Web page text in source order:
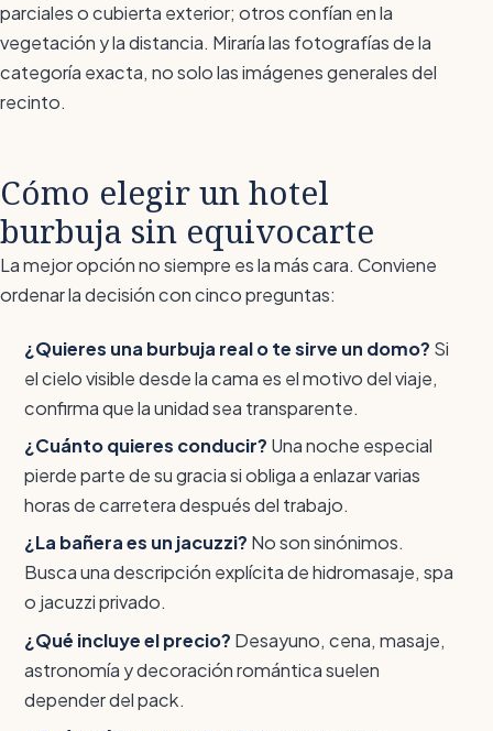
parciales o cubierta exterior; otros confían en la
vegetación y la distancia. Miraría las fotografías de la
categoría exacta, no solo las imágenes generales del
recinto.
Cómo elegir un hotel
burbuja sin equivocarte
La mejor opción no siempre es la más cara. Conviene
ordenar la decisión con cinco preguntas:
¿Quieres una burbuja real o te sirve un domo? Si
el cielo visible desde la cama es el motivo del viaje,
confirma que la unidad sea transparente.
¿Cuánto quieres conducir? Una noche especial
pierde parte de su gracia si obliga a enlazar varias
horas de carretera después del trabajo.
¿La bañera es un jacuzzi? No son sinónimos.
Busca una descripción explícita de hidromasaje, spa
o jacuzzi privado.
¿Qué incluye el precio? Desayuno, cena, masaje,
astronomía y decoración romántica suelen
depender del pack.